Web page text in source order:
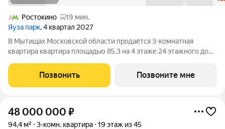
Ростокино
19 мин.
Яуза парк, 4 квартал 2027
В Мытищах Московской области продаётся 3-комнатная
квартира квартира площадью 85.3 на 4 этаже 24 этажного дома
расположение 5 минут пешком до ж/д станции Мытищи и 20
минут на автомобиле до
Позвонить Позвоните мне
48 000 000 ₽
94,4 м² 3-комн. квартира 19 этаж из 45